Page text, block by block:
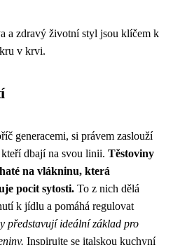
a zdravý životní styl jsou klíčem k
v krvi.
generacemi, si právem zaslouží
dbají na svou linii. Těstoviny
na vlákninu, která
pocit sytosti. To z nich dělá
k jídlu a pomáhá regulovat
představují ideální základ pro
Inspirujte se italskou kuchyní